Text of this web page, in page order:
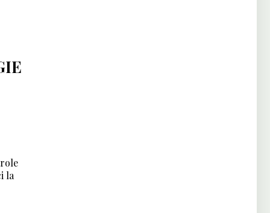
la